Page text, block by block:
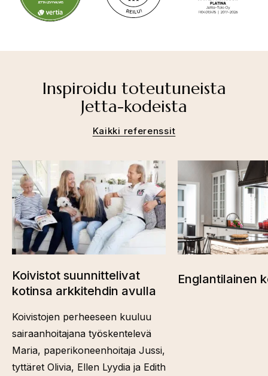
Inspiroidu toteutuneista
Jetta-kodeista
Kaikki referenssit
Koivistot suunnittelivat
kotinsa arkkitehdin avulla
Koivistojen perheeseen kuuluu
sairaanhoitajana työskentelevä
Maria, paperikoneenhoitaja Jussi,
tyttäret Olivia, Ellen Lyydia ja Edith
Englantilainen